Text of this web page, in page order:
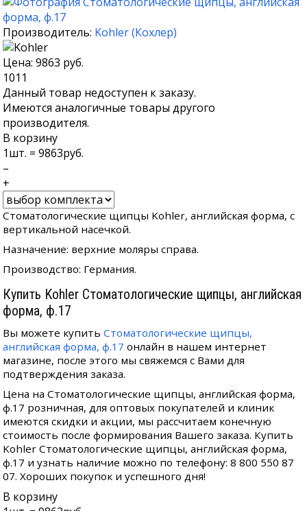
Производитель: Kohler(Кохлер)
Цена:9863 руб.
1011
Данный товар недоступен к заказу.
Имеются аналогичные товары другого
производителя.
В корзину
1шт. =9863руб.
–
+
Стоматологические щипцы Kohler, английская форма, с
вертикальной насечкой.
Назначение: верхние моляры справа.
Производство: Германия.
Купить Kohler Стоматологические щипцы, английская
форма, ф.17
Вы можете купитьСтоматологические щипцы,
английская форма, ф.17 онлайн в нашем интернет
магазине, после этого мы свяжемся с Вами для
подтверждения заказа.
Цена на Стоматологические щипцы, английская форма,
ф.17 розничная, для оптовых покупателей и клиник
имеются скидки и акции, мы рассчитаем конечную
стоимость после формирования Вашего заказа. Купить
Kohler Стоматологические щипцы, английская форма,
ф.17 и узнать наличие можно по телефону: 8 800 550 87
07. Хороших покупок и успешного дня!
В корзину